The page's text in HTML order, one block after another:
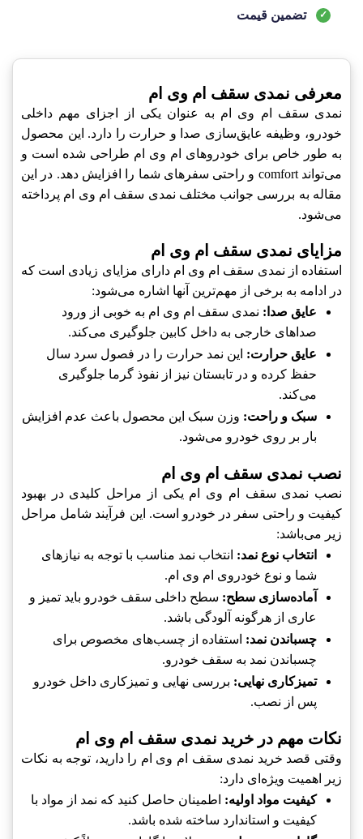
تضمین قیمت
معرفی نمدی سقف ام وی ام
نمدی سقف ام وی ام به عنوان یکی از اجزای مهم داخلی
خودرو، وظیفه عایق‌سازی صدا و حرارت را دارد. این محصول
به طور خاص برای خودروهای ام وی ام طراحی شده است و
می‌تواند comfort و راحتی سفرهای شما را افزایش دهد. در این
مقاله به بررسی جوانب مختلف نمدی سقف ام وی ام پرداخته
می‌شود.
مزایای نمدی سقف ام وی ام
استفاده از نمدی سقف ام وی ام دارای مزایای زیادی است که
در ادامه به برخی از مهم‌ترین آنها اشاره می‌شود:
عایق صدا: نمدی سقف ام وی ام به خوبی از ورود
صداهای خارجی به داخل کابین جلوگیری می‌کند.
عایق حرارت: این نمد حرارت را در فصول سرد سال
حفظ کرده و در تابستان نیز از نفوذ گرما جلوگیری
می‌کند.
سبک و راحت: وزن سبک این محصول باعث عدم افزایش
بار بر روی خودرو می‌شود.
نصب نمدی سقف ام وی ام
نصب نمدی سقف ام وی ام یکی از مراحل کلیدی در بهبود
کیفیت و راحتی سفر در خودرو است. این فرآیند شامل مراحل
زیر می‌باشد:
انتخاب نوع نمد: انتخاب نمد مناسب با توجه به نیازهای
شما و نوع خودروی ام وی ام.
آماده‌سازی سطح: سطح داخلی سقف خودرو باید تمیز و
عاری از هرگونه آلودگی باشد.
چسباندن نمد: استفاده از چسب‌های مخصوص برای
چسباندن نمد به سقف خودرو.
تمیزکاری نهایی: بررسی نهایی و تمیزکاری داخل خودرو
پس از نصب.
نکات مهم در خرید نمدی سقف ام وی ام
وقتی قصد خرید نمدی سقف ام وی ام را دارید، توجه به نکات
زیر اهمیت ویژه‌ای دارد:
کیفیت مواد اولیه: اطمینان حاصل کنید که نمد از مواد با
کیفیت و استاندارد ساخته شده باشد.